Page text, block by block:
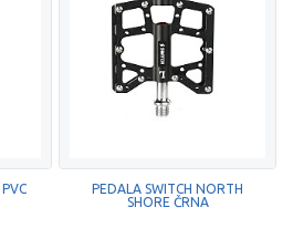
PEDALA SWITCH NORTH
SHORE ČRNA